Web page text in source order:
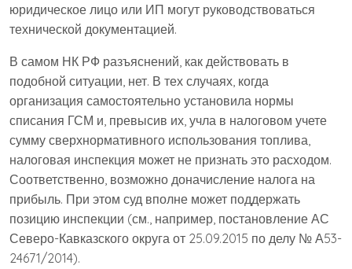
юридическое лицо или ИП могут руководствоваться
технической документацией.
В самом НК РФ разъяснений, как действовать в
подобной ситуации, нет. В тех случаях, когда
организация самостоятельно установила нормы
списания ГСМ и, превысив их, учла в налоговом учете
сумму сверхнормативного использования топлива,
налоговая инспекция может не признать это расходом.
Соответственно, возможно доначисление налога на
прибыль. При этом суд вполне может поддержать
позицию инспекции (см., например, постановление АС
Северо-Кавказского округа от 25.09.2015 по делу № А53-
24671/2014).